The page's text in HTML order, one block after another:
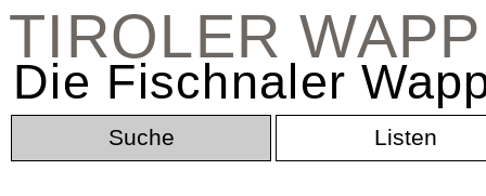
TIROLER
Die Fischnaler
Suche Listen